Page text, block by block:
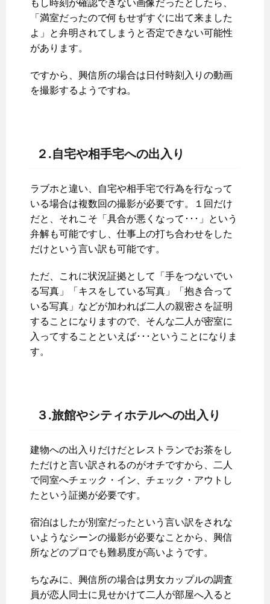
もし時刻が確認できない画像だったとしたら、
「満室だったので何もせずすぐに出て来ました
よ」と弁明されてしまうと否定できない可能性
があります。
ですから、興信所の場合は日付時刻入りの動画
を撮影するようですね。
２.自宅や相手宅への出入り
ラブホと違い、自宅や相手宅で行為を行なって
いる場合は複数回の撮影が必要です。１回だけ
だと、それこそ「具合が悪くなって･･･」という
弁解も可能ですし、仕事上の打ち合わせをした
だけという言い訳も可能です。
ただ、これに状況証拠として「手をつないでい
る写真」「キスをしている写真」「抱き合って
いる写真」などが加われば二人の親密さを証明
することになりますので、そんな二人が密室に
入ってすることといえば･･･ということになりま
す。
３.旅館やシティホテルへの出入り
建物への出入りだけだとレストランでお茶をし
ただけと言い訳されるのがオチですから、二人
で同室へチェック・イン、チェック・アウトし
たという証拠が必要です。
宿泊はしたが別室だったという言い訳をされな
いようなシーンの撮影が必要なことから、興信
所などのプロでも難易度が高いようです。
ちなみに、興信所の場合は男女カップルの調査
員が恋人同士に見せかけて二人が部屋へ入ると